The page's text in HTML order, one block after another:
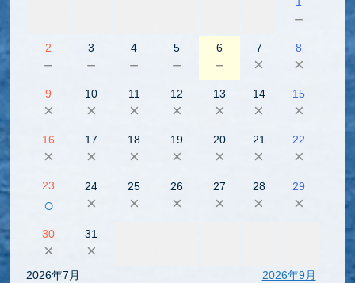
－
2
－
3
－
4
－
5
－
6
－
7
×
8
×
9
×
10
×
11
×
12
×
13
×
14
×
15
×
16
×
17
×
18
×
19
×
20
×
21
×
22
×
23
○
24
×
25
×
26
×
27
×
28
×
29
×
30
×
31
×
2026年7月 2026年9月